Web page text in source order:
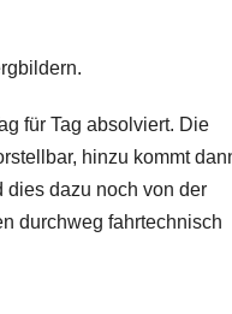
für Tag absolviert. Die
hinzu kommt
dies dazu noch von der
durchweg fahrtechnisch